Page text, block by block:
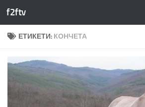
Към съдържанието
f2ftv
ЕТИКЕТИ: КОНЧЕТА